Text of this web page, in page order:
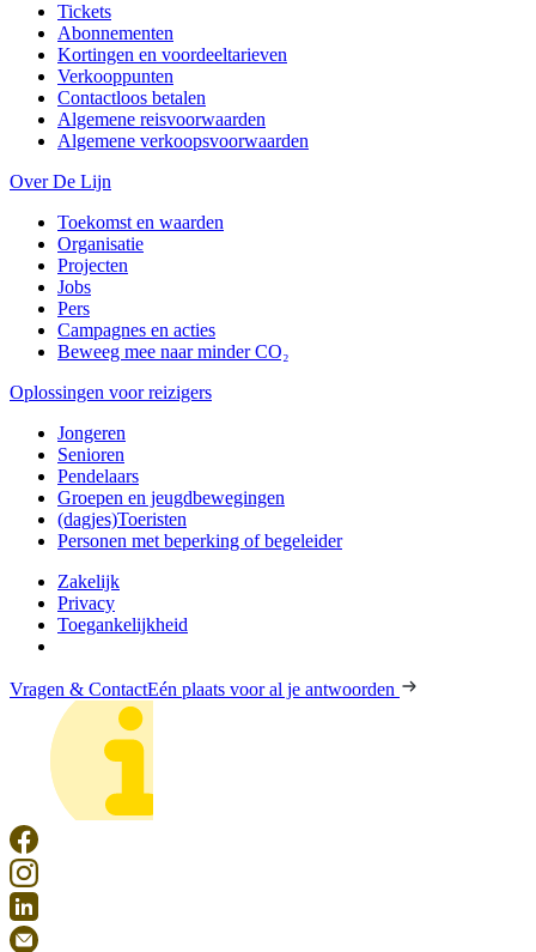
Tickets
Abonnementen
Kortingen en voordeeltarieven
Verkooppunten
Contactloos betalen
Algemene reisvoorwaarden
Algemene verkoopsvoorwaarden
Over De Lijn
Toekomst en waarden
Organisatie
Projecten
Jobs
Pers
Campagnes en acties
Beweeg mee naar minder CO₂
Oplossingen voor reizigers
Jongeren
Senioren
Pendelaars
Groepen en jeugdbewegingen
(dagjes)Toeristen
Personen met beperking of begeleider
Zakelijk
Privacy
Toegankelijkheid
Vragen & ContactEén plaats voor al je antwoorden